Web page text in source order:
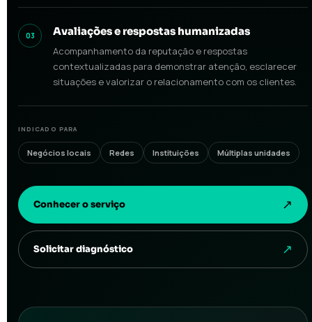
03 Avaliações e respostas humanizadas
Acompanhamento da reputação e respostas
contextualizadas para demonstrar atenção, esclarecer
situações e valorizar o relacionamento com os clientes.
INDICADO PARA
Negócios locais Redes Instituições Múltiplas unidades
Conhecer o serviço
Solicitar diagnóstico